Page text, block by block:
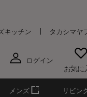
キッチン タカシマヤ
ログイン
お気に
メンズ リビン